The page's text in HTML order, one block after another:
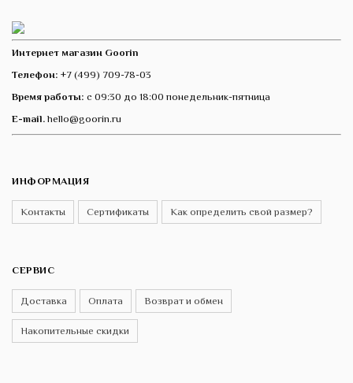
Интернет магазин Goorin
Телефон: +7 (499) 709-78-03
Время работы: с 09:30 до 18:00 понедельник-пятница
E-mail. hello@goorin.ru
ИНФОРМАЦИЯ
Контакты Сертификаты Как определить свой размер?
СЕРВИС
Доставка Оплата Возврат и обмен
Накопительные скидки